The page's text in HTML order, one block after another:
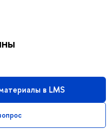
в LMS